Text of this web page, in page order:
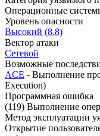
Операционные
Уровень опасности
Высокий (8.8)
Вектор атаки
Сетевой
Возможные
ACE - Выполнение
Execution)
Программная ошибка
(119) Выполнение
Метод эксплуатации
Открытие